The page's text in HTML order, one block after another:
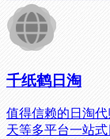
千纸鹤日淘
值得信赖的日淘
天等多平台一站